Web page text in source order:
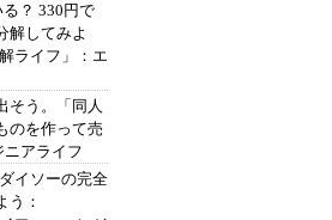
？ 330円で
解してみよ
ライフ」：エ
そう。「同人
のを作って売
アライフ
イソーの完全
う：